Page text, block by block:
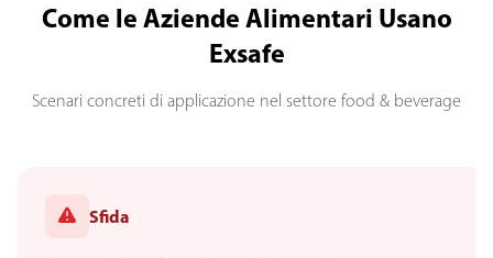
Come le Aziende Alimentari Usano
Exsafe
Scenari concreti di applicazione nel settore food & beverage
Sfida